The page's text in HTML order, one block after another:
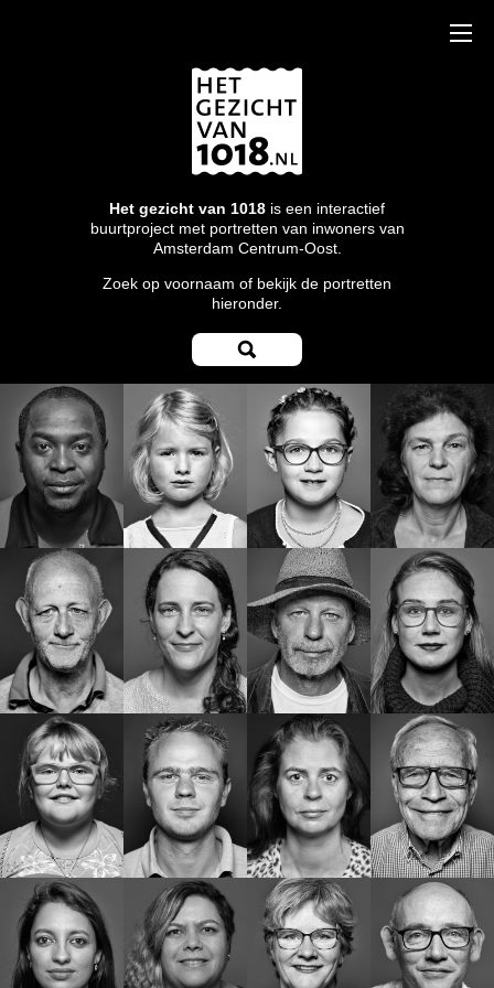
Het gezicht van 1018 is een interactief
buurtproject met portretten van inwoners van
Amsterdam Centrum-Oost.
Zoek op voornaam of bekijk de portretten
hieronder.